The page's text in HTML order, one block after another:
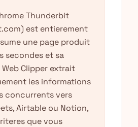
Thunderbit
est entierement
une page produit
secondes et sa
Clipper extrait
les informations
concurrents vers
Airtable ou Notion,
que vous